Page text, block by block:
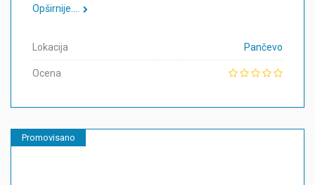
Opširnije....
Lokacija Pančevo
Ocena
Promovisano